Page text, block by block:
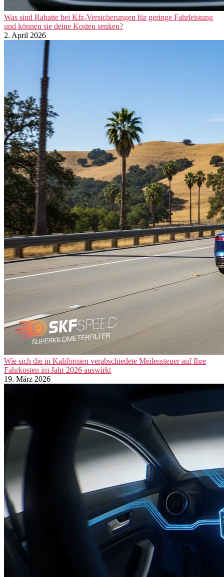
Was sind Rabatte bei Kfz-Versicherungen für geringe Fahrleistung
und können sie deine Kosten senken?
2. April 2026
Wie sich die in Kalifornien verabschiedete Meilensteuer auf Ihre
Fahrkosten im Jahr 2026 auswirkt
19. März 2026